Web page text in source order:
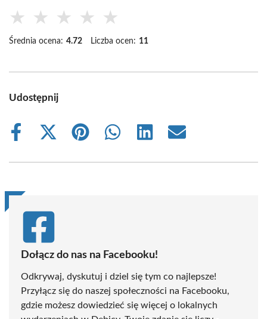
★ ★ ★ ★ ★
Średnia ocena: 4.72 Liczba ocen: 11
Udostępnij
Share
Share
(Twitter)
Share
Share
Share
Share
Dołącz do nas na Facebooku!
Odkrywaj, dyskutuj i dziel się tym co najlepsze!
Przyłącz się do naszej społeczności na Facebooku,
gdzie możesz dowiedzieć się więcej o lokalnych